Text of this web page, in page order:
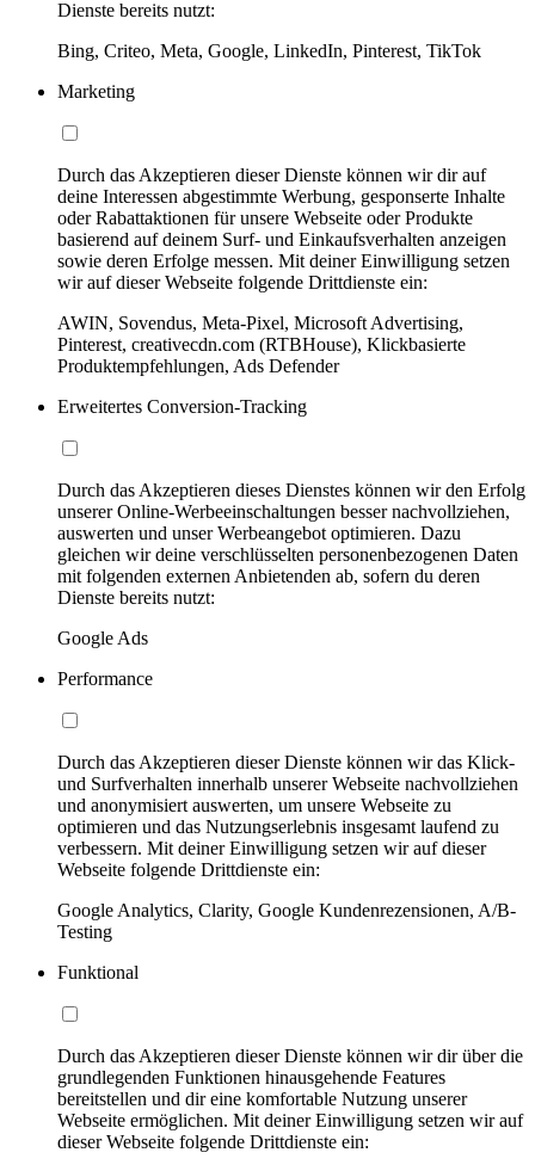
Dienste bereits nutzt:
Bing, Criteo, Meta, Google, LinkedIn, Pinterest, TikTok
Marketing
Durch das Akzeptieren dieser Dienste können wir dir auf
deine Interessen abgestimmte Werbung, gesponserte Inhalte
oder Rabattaktionen für unsere Webseite oder Produkte
basierend auf deinem Surf- und Einkaufsverhalten anzeigen
sowie deren Erfolge messen. Mit deiner Einwilligung setzen
wir auf dieser Webseite folgende Drittdienste ein:
AWIN, Sovendus, Meta-Pixel, Microsoft Advertising,
Pinterest, creativecdn.com (RTBHouse), Klickbasierte
Produktempfehlungen, Ads Defender
Erweitertes Conversion-Tracking
Durch das Akzeptieren dieses Dienstes können wir den Erfolg
unserer Online-Werbeeinschaltungen besser nachvollziehen,
auswerten und unser Werbeangebot optimieren. Dazu
gleichen wir deine verschlüsselten personenbezogenen Daten
mit folgenden externen Anbietenden ab, sofern du deren
Dienste bereits nutzt:
Google Ads
Performance
Durch das Akzeptieren dieser Dienste können wir das Klick-
und Surfverhalten innerhalb unserer Webseite nachvollziehen
und anonymisiert auswerten, um unsere Webseite zu
optimieren und das Nutzungserlebnis insgesamt laufend zu
verbessern. Mit deiner Einwilligung setzen wir auf dieser
Webseite folgende Drittdienste ein:
Google Analytics, Clarity, Google Kundenrezensionen, A/B-
Testing
Funktional
Durch das Akzeptieren dieser Dienste können wir dir über die
grundlegenden Funktionen hinausgehende Features
bereitstellen und dir eine komfortable Nutzung unserer
Webseite ermöglichen. Mit deiner Einwilligung setzen wir auf
dieser Webseite folgende Drittdienste ein: